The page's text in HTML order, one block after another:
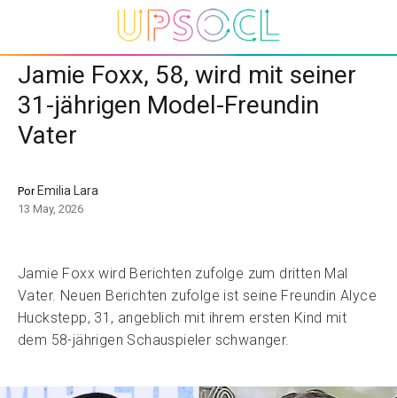
Jamie Foxx, 58, wird mit seiner
31-jährigen Model-Freundin
Vater
Por Emilia Lara
13 May, 2026
Jamie Foxx wird Berichten zufolge zum dritten Mal
Vater. Neuen Berichten zufolge ist seine Freundin Alyce
Huckstepp, 31, angeblich mit ihrem ersten Kind mit
dem 58-jährigen Schauspieler schwanger.